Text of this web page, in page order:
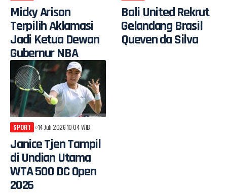
Micky Arison
Terpilih Aklamasi
Jadi Ketua Dewan
Gubernur NBA
Bali United Rekrut
Gelandang Brasil
Queven da Silva
SPORT 14 Juli 2026 10:04 WIB
Janice Tjen Tampil
di Undian Utama
WTA 500 DC Open
2026